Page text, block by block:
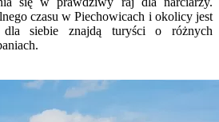
czasu w Piechowicach i okolicy jest
siebie znajdą turyści o różnych